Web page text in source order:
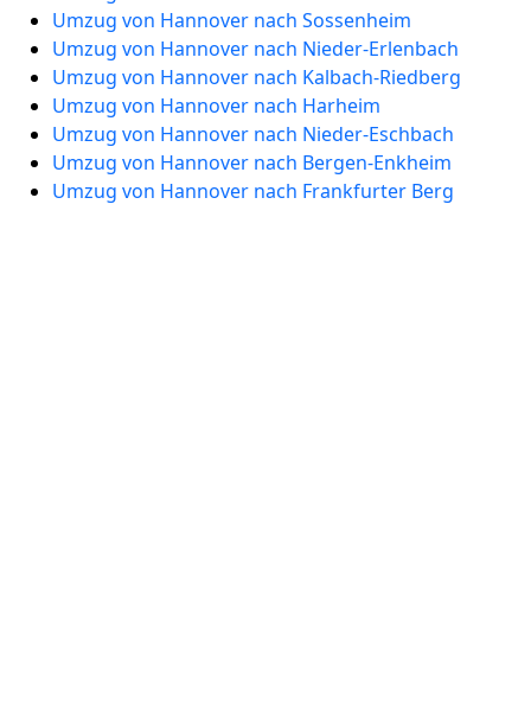
Umzug von Hannover nach Sossenheim
Umzug von Hannover nach Nieder-Erlenbach
Umzug von Hannover nach Kalbach-Riedberg
Umzug von Hannover nach Harheim
Umzug von Hannover nach Nieder-Eschbach
Umzug von Hannover nach Bergen-Enkheim
Umzug von Hannover nach Frankfurter Berg